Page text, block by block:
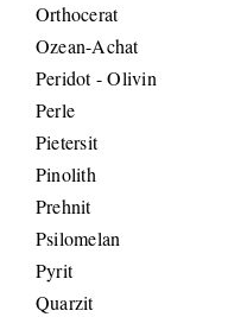
Orthocerat
Ozean-Achat
Peridot - Olivin
Perle
Pietersit
Pinolith
Prehnit
Psilomelan
Pyrit
Quarzit